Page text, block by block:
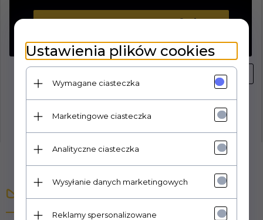
Opis produktu
Ustawienia plików cookies
Wymagane ciasteczka
Marketingowe ciasteczka
Analityczne ciasteczka
Wysyłanie danych marketingowych
Reklamy spersonalizowane